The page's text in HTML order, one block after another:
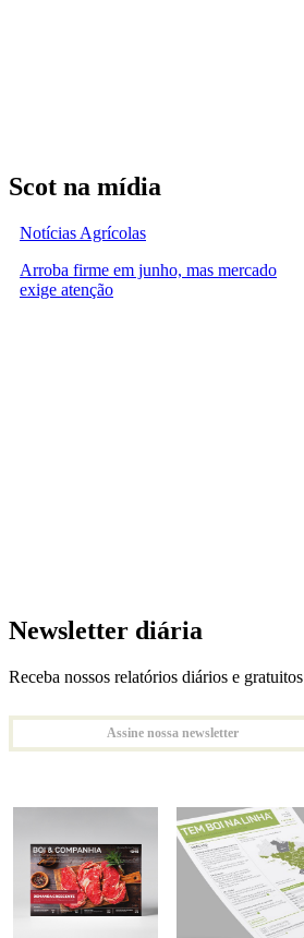
Scot na mídia
Notícias Agrícolas
Arroba firme em junho, mas mercado
exige atenção
Newsletter diária
Receba nossos relatórios diários e gratuitos
Assine nossa newsletter